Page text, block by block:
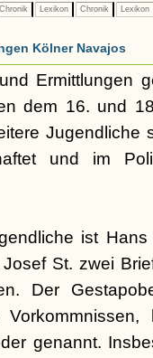
Chronik Lexikon Chronik Lexikon
Kölner Navajos
Ermittlungen
dem 16. und
Jugendliche
und im
ist
St. zwei
Der
genannt.